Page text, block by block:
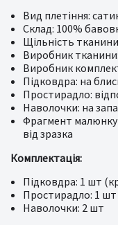
Вид плетіння:
Склад: 100%
Щільність
Виробник
Виробник
Підковдра: на
Простирадло:
Наволочки: на
Фрагмент малюнку
від зразка
Комплектація:
Підковдра: 1 шт
Простирадло: 1 шт
Наволочки: 2 шт